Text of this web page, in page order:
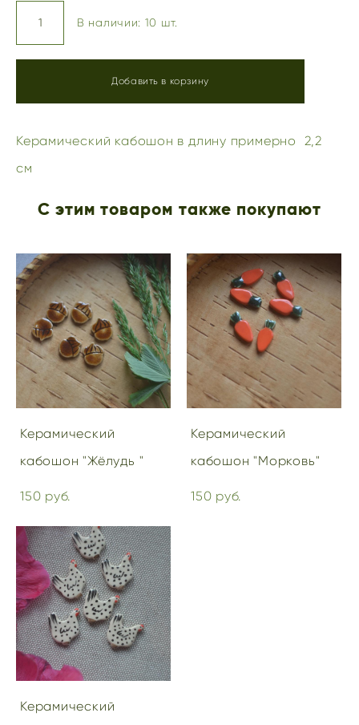
В наличии: 10 шт.
Добавить в корзину
Керамический кабошон в длину примерно 2,2
см
С этим товаром также покупают
Керамический
кабошон "Жёлудь "
150 pуб.
Керамический
кабошон "Морковь"
150 pуб.
Керамический